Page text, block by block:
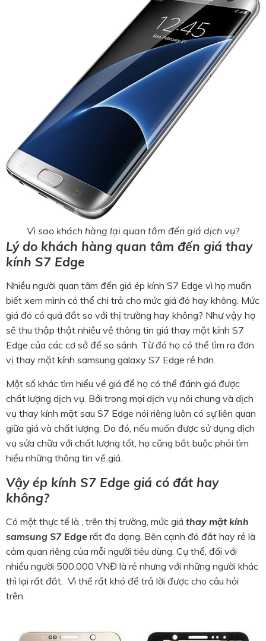
Vì sao khách hàng lại quan tâm đến giá dịch vụ?
Lý do khách hàng quan tâm đến giá thay
kính S7 Edge
Nhiều người quan tâm đến giá ép kính S7 Edge vì họ muốn
biết xem mình có thể chi trả cho mức giá đó hay không. Mức
giá đó có quá đắt so với thị trường hay không? Như vậy họ
sẽ thu thập thật nhiều về thông tin giá thay mặt kính S7
Edge của các cơ sở để so sánh. Từ đó họ có thể tìm ra đơn
vị thay mặt kính samsung galaxy S7 Edge rẻ hơn.
Một số khác tìm hiểu về giá để họ có thể đánh giá được
chất lượng dịch vụ. Bởi trong mọi dịch vụ nói chung và dịch
vụ thay kính mặt sau S7 Edge nói riêng luôn có sự liên quan
giữa giá và chất lượng. Do đó, nếu muốn được sử dụng dịch
vụ sửa chữa với chất lượng tốt, họ cũng bắt buộc phải tìm
hiểu những thông tin về giá.
Vậy ép kính S7 Edge giá có đắt hay
không?
Có một thực tế là , trên thị trường, mức giá thay mặt kính
samsung S7 Edge rất đa dạng. Bên cạnh đó đắt hay rẻ là
cảm quan riêng của mỗi người tiêu dùng. Cụ thể, đối với
nhiều người 500.000 VNĐ là rẻ nhưng với những người khác
thì lại rất đắt. Vì thế rất khó để trả lời được cho câu hỏi
trên.